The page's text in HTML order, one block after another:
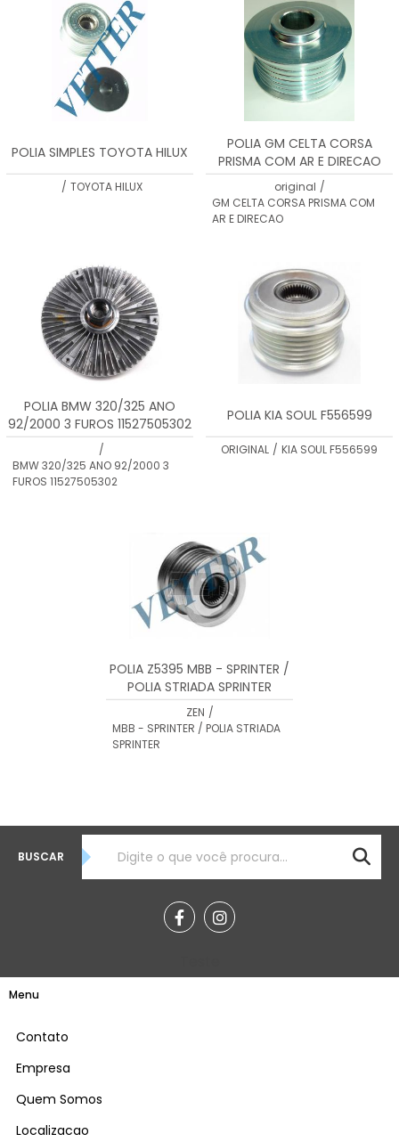
POLIA SIMPLES TOYOTA HILUX
/ TOYOTA HILUX
POLIA GM CELTA CORSA
PRISMA COM AR E DIRECAO
Z93339576
original /
GM CELTA CORSA PRISMA COM
AR E DIRECAO
POLIA BMW 320/325 ANO
92/2000 3 FUROS 11527505302
/
BMW 320/325 ANO 92/2000 3
FUROS 11527505302
POLIA KIA SOUL F556599
ORIGINAL / KIA SOUL F556599
POLIA Z5395 MBB - SPRINTER /
POLIA STRIADA SPRINTER
ZEN /
MBB - SPRINTER / POLIA STRIADA
SPRINTER
BUSCAR
Menu
Contato
Empresa
Quem Somos
Localizacao